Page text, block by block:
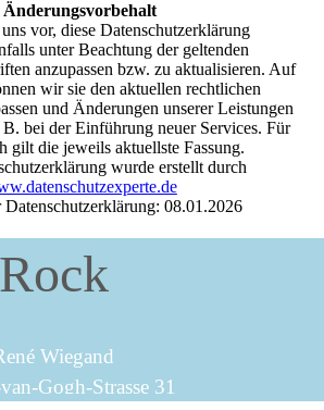
Änderungsvorbehalt
vor, diese Datenschutzerklärung
unter Beachtung der geltenden
anzupassen bzw. zu aktualisieren. Auf
wir sie den aktuellen rechtlichen
und Änderungen unserer Leistungen
bei der Einführung neuer Services. Für
gilt die jeweils aktuellste Fassung.
wurde erstellt durch
Datenschutzerklärung:08.01.2026
Wiegand
Gogh-Strasse 31